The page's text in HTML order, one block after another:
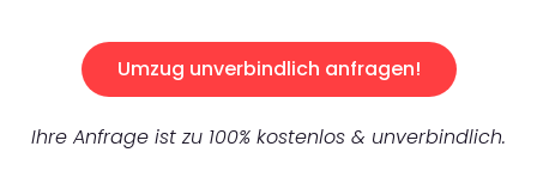
Umzug unverbindlich anfragen!
Ihre Anfrage ist zu 100% kostenlos & unverbindlich.